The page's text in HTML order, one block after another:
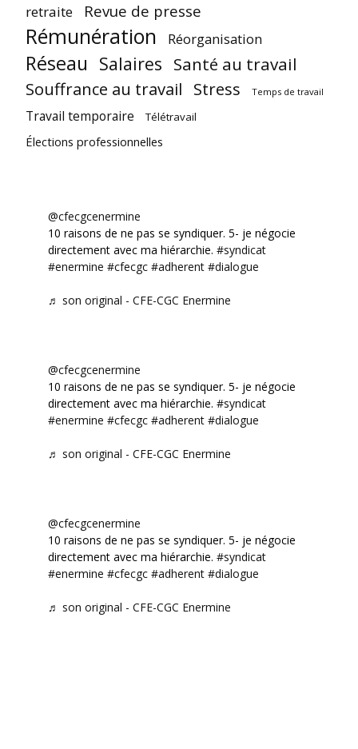
retraite Revue de presse
Rémunération Réorganisation
Réseau Salaires Santé au travail
Souffrance au travail Stress Temps de travail
Travail temporaire Télétravail
Élections professionnelles
@cfecgcenermine
10 raisons de ne pas se syndiquer. 5- je négocie
directement avec ma hiérarchie. #syndicat
#enermine #cfecgc #adherent #dialogue
♬ son original - CFE-CGC Enermine
@cfecgcenermine
10 raisons de ne pas se syndiquer. 5- je négocie
directement avec ma hiérarchie. #syndicat
#enermine #cfecgc #adherent #dialogue
♬ son original - CFE-CGC Enermine
@cfecgcenermine
10 raisons de ne pas se syndiquer. 5- je négocie
directement avec ma hiérarchie. #syndicat
#enermine #cfecgc #adherent #dialogue
♬ son original - CFE-CGC Enermine